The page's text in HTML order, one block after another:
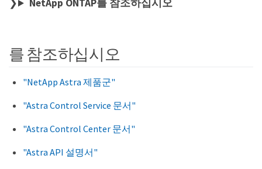
NetApp ONTAP를 참조하십시오
를 참조하십시오
"NetApp Astra 제품군"
"Astra Control Service 문서"
"Astra Control Center 문서"
"Astra API 설명서"